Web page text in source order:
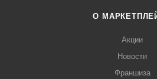
О
Акции
Новости
Франшиза